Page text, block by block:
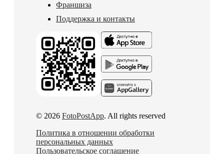
Франшиза
Поддержка и контакты
© 2026 FotoPostApp. All rights reserved
Политика в отношении обработки
персональных данных
Пользовательское соглашение